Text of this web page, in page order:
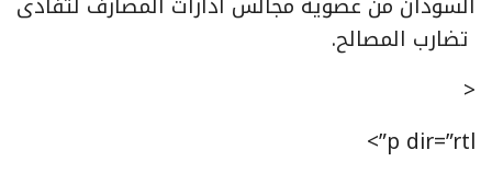
تضارب المصالح.
<
p dir=”rtl”>